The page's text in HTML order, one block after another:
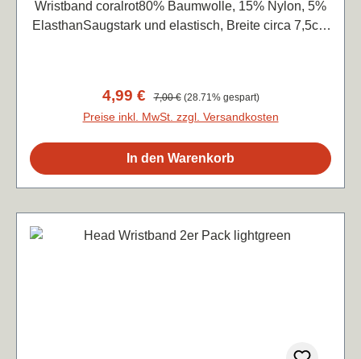
Wristband coralrot80% Baumwolle, 15% Nylon, 5%
ElasthanSaugstark und elastisch, Breite circa 7,5cm
Verkaufspreis:
4,99 € Regulärer Preis:
7,00 € (28.71% gespart)
Preise inkl. MwSt. zzgl. Versandkosten
In den Warenkorb